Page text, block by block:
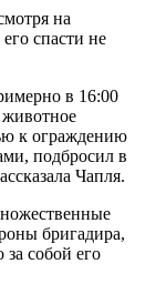
на
спасти не
в 16:00
животное
к ограждению
подбросил в
Чапля.
бригадира,
собой его